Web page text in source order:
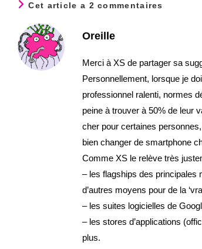
Cet article a 2 commentaires
Oreille
Merci à XS de partager sa
Personnellement, lorsque je
professionnel ralenti, normes
peine à trouver à 50% de leur
cher pour certaines
bien changer de smartphone
Comme XS le relève très
– les flagships des principales
d’autres moyens pour de la
– les suites logicielles de
– les stores d’applications
plus.